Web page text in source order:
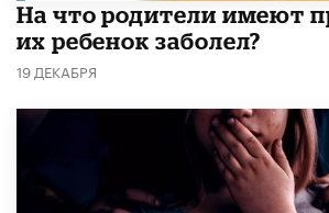
На что родители имеют
их ребенок заболел?
19 ДЕКАБРЯ